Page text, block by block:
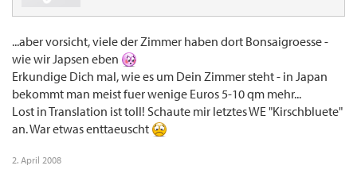
...aber vorsicht, viele der Zimmer haben dort Bonsaigroesse -
wie wir Japsen eben
Erkundige Dich mal, wie es um Dein Zimmer steht - in Japan
bekommt man meist fuer wenige Euros 5-10 qm mehr...
Lost in Translation ist toll! Schaute mir letztes WE "Kirschbluete"
an. War etwas enttaeuscht
2. April 2008